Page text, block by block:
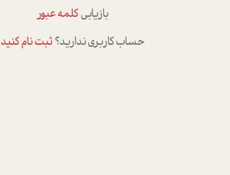
بازیابیکلمه عبور
حساب کاربری ندارید؟ثبت نام کنید